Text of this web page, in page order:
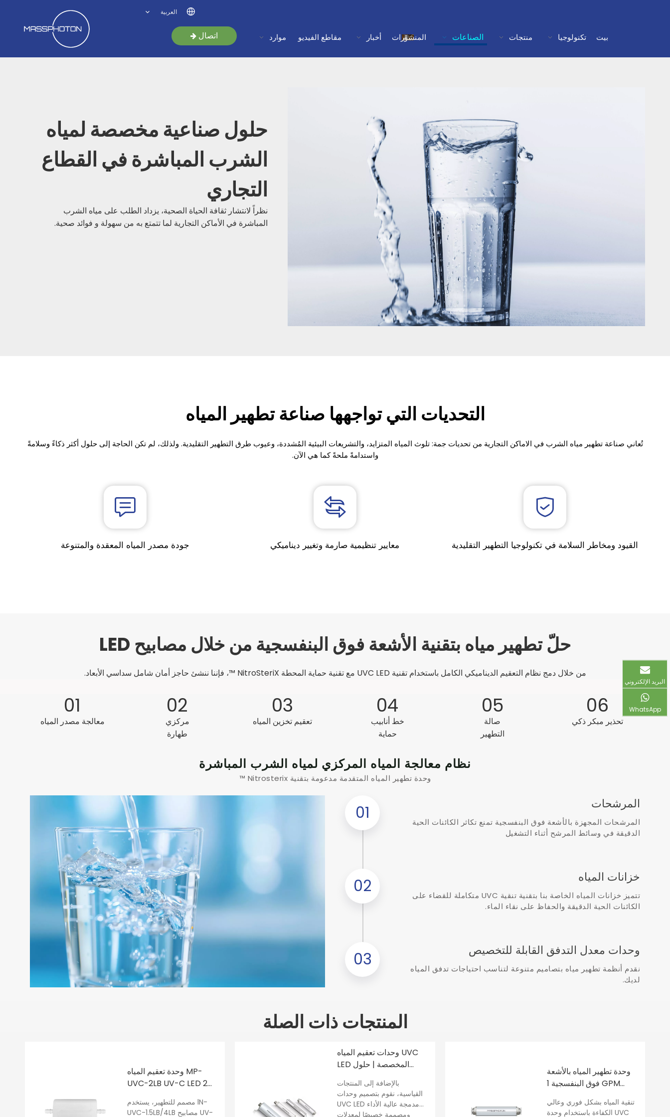
العربية
بيت تكنولوجيا منتجات الصناعات المنشورات أخبار مقاطع الفيديو موارد اتصال
حلول صناعية مخصصة لمياه
الشرب المباشرة في القطاع
التجاري
نظراً لانتشار ثقافة الحياة الصحية، يزداد الطلب على مياه الشرب
المباشرة في الأماكن التجارية لما تتمتع به من سهولة و فوائد صحية.
التحديات التي تواجهها صناعة تطهير المياه
تُعاني صناعة تطهير مياه الشرب في الاماكن التجارية من تحديات جمة: تلوث المياه المتزايد، والتشريعات البيئية المُشددة، وعيوب طرق التطهير التقليدية. ولذلك، لم تكن الحاجة إلى حلول أكثر ذكاءً وسلامةً
واستدامةً ملحةً كما هي الآن.​​​​​​​
جودة مصدر المياه المعقدة والمتنوعة معايير تنظيمية صارمة وتغيير ديناميكي القيود ومخاطر السلامة في تكنولوجيا التطهير التقليدية
حلّ تطهير مياه بتقنية الأشعة فوق البنفسجية من خلال مصابيح LED
من خلال دمج نظام التعقيم الديناميكي الكامل باستخدام تقنية UVC LED مع تقنية حماية المحطة NitroSteriX ™، فإننا ننشئ حاجز أمان شامل سداسي الأبعاد.
01
معالجة مصدر المياه
02
مركزي
طهارة
03
تعقيم تخزين المياه
04
خط أنابيب
حماية
05
صالة
التطهير
06
تحذير مبكر ذكي
نظام معالجة المياه المركزي لمياه الشرب المباشرة
وحدة تطهير المياه المتقدمة مدعومة بتقنية Nitrosterix ™
01 المرشحات
المرشحات المجهزة بالأشعة فوق البنفسجية تمنع تكاثر الكائنات الحية
الدقيقة في وسائط المرشح أثناء التشغيل
02 خزانات المياه
تتميز خزانات المياه الخاصة بنا بتقنية تنقية UVC متكاملة للقضاء على
الكائنات الحية الدقيقة والحفاظ على نقاء الماء.
03 وحدات معدل التدفق القابلة للتخصيص
نقدم أنظمة تطهير مياه بتصاميم متنوعة لتناسب احتياجات تدفق المياه
لديك.​​​​​​​
المنتجات ذات الصلة
وحدة تعقيم المياه MP-
UVC-2LB UV-C LED 2
مصمم للتطهير، يستخدم lN-
UVC-1.5LB/4LB مصابيح UV-
وحدات تعقيم المياه UVC
LED المخصصة | حلول
بالإضافة إلى المنتجات
القياسية، نقوم بتصميم وحدات
UVC LED مدمجة عالية الأداء
ومصممة خصيصًا لمعدلات
وحدة تطهير المياه بالأشعة
فوق البنفسجية 1 GPM
MP-UVC-4LB
تنقية المياه بشكل فوري وعالي
الكفاءة باستخدام وحدة UVC
البريد الإلكتروني
WhatsApp